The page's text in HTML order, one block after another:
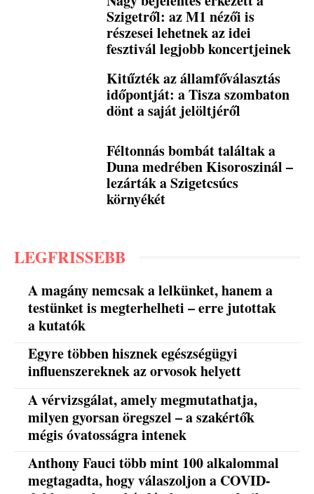
Szigetről: az M1 nézői is
részesei lehetnek az idei
fesztivál legjobb koncertjeinek
Kitűzték az államfőválasztás
időpontját: a Tisza szombaton
dönt a saját jelöltjéről
Féltonnás bombát találtak a
Duna medrében Kisoroszinál –
lezárták a Szigetcsúcs
környékét
LEGFRISSEBB
A magány nemcsak a lelkünket, hanem a
testünket is megterhelheti – erre jutottak
a kutatók
Egyre többen hisznek egészségügyi
influenszereknek az orvosok helyett
A vérvizsgálat, amely megmutathatja,
milyen gyorsan öregszel – a szakértők
mégis óvatosságra intenek
Anthony Fauci több mint 100 alkalommal
megtagadta, hogy válaszoljon a COVID-